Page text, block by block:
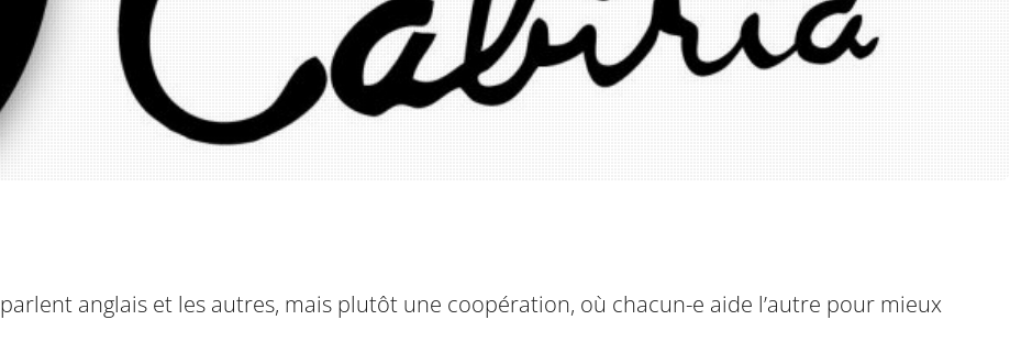
anglais et les autres, mais plutôt une coopération, où chacun-e aide l’autre pour mieux